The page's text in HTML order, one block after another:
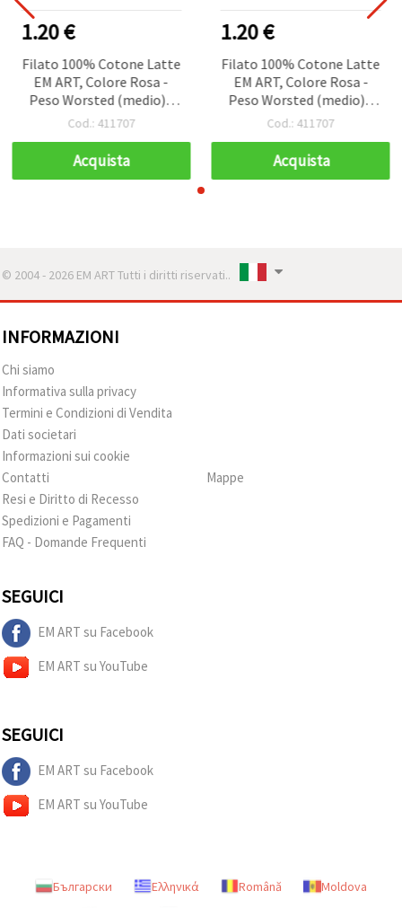
1.20 €
Filato 100% Cotone Latte
EM ART, Colore Rosa -
Peso Worsted (medio) -
50 g
Cod.: 411707
Acquista
1.20 €
Filato 100% Cotone Latte
EM ART, Colore Rosa -
Peso Worsted (medio) -
50 g
Cod.: 411707
Acquista
© 2004 - 2026 EM ART Tutti i diritti riservati..
INFORMAZIONI
Chi siamo
Informativa sulla privacy
Termini e Condizioni di Vendita
Dati societari
Informazioni sui cookie
Contatti
Resi e Diritto di Recesso
Spedizioni e Pagamenti
FAQ - Domande Frequenti
Mappe
SEGUICI
EM ART su Facebook
EM ART su YouTube
SEGUICI
EM ART su Facebook
EM ART su YouTube
Български Ελληνικά Română
Moldova